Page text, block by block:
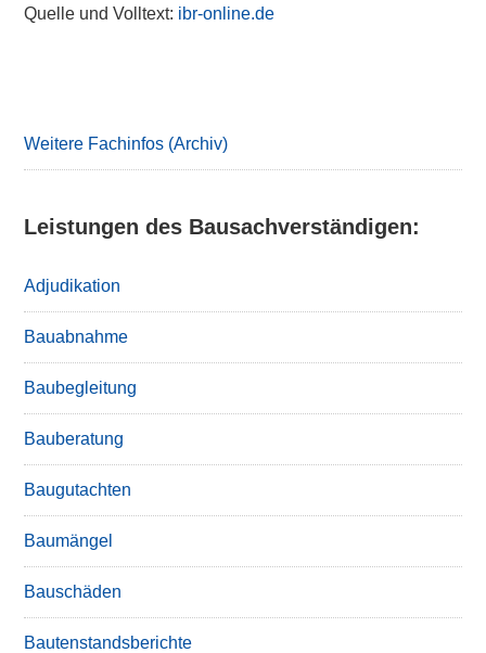
Quelle und Volltext: ibr-online.de
Weitere Fachinfos (Archiv)
Leistungen des Bausachverständigen:
Adjudikation
Bauabnahme
Baubegleitung
Bauberatung
Baugutachten
Baumängel
Bauschäden
Bautenstandsberichte